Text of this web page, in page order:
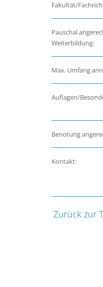
Fakultät/
Pauschal
Weiterbildung:
Max. Umfang
Auflagen/
Benotung
Kontakt:
Zurück zur